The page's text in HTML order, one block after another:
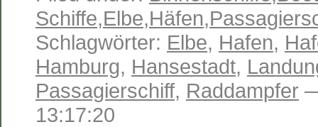
Schiffe,Elbe,Häfen,
Schlagwörter: Elbe, Hafen,
Hamburg, Hansestadt,
Passagierschiff, Raddampfer
13:17:20